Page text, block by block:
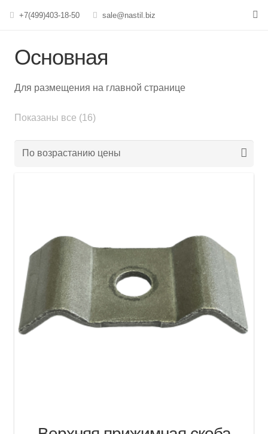
+7(499)403-18-50 sale@nastil.biz
Основная
Для размещения на главной странице
Показаны все (16)Цены: